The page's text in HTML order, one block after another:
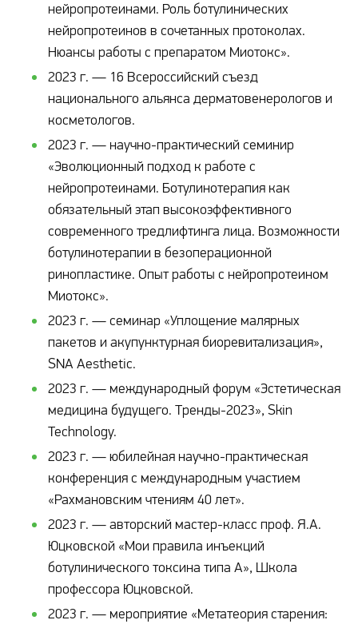
нейропротеинами. Роль ботулинических
нейропротеинов в сочетанных протоколах.
Нюансы работы с препаратом Миотокс».
2023 г. — 16 Всероссийский съезд
национального альянса дерматовенерологов и
косметологов.
2023 г. — научно-практический семинир
«Эволюционный подход к работе с
нейропротеинами. Ботулинотерапия как
обязательный этап высокоэффективного
современного тредлифтинга лица. Возможности
ботулинотерапии в безоперационной
ринопластике. Опыт работы с нейропротеином
Миотокс».
2023 г. — семинар «Уплощение малярных
пакетов и акупунктурная биоревитализация»,
SNA Aesthetic.
2023 г. — международный форум «Эстетическая
медицина будущего. Тренды-2023», Skin
Technology.
2023 г. — юбилейная научно-практическая
конференция с международным участием
«Рахмановским чтениям 40 лет».
2023 г. — авторский мастер-класс проф. Я.А.
Юцковской «Мои правила инъекций
ботулинического токсина типа А», Школа
профессора Юцковской.
2023 г. — мероприятие «Метатеория старения: